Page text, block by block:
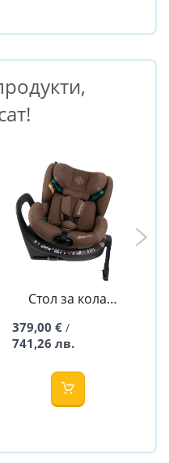
Стол за кола
I-Size 40-150 см -
Sorino
379,00 € /
741,26 лв.